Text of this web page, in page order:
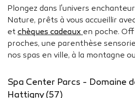
Plongez dans l'univers
Nature, prêts à vous accueillir
et chèques cadeauxen poche.
proches, une parenthèse
nos spas en ville, à la montagne
Spa Center Parcs - Domaine
Hattigny (57)